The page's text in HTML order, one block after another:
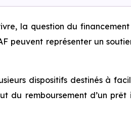
la question du
peuvent représenter un
dispositifs destinés à
du remboursement d’un